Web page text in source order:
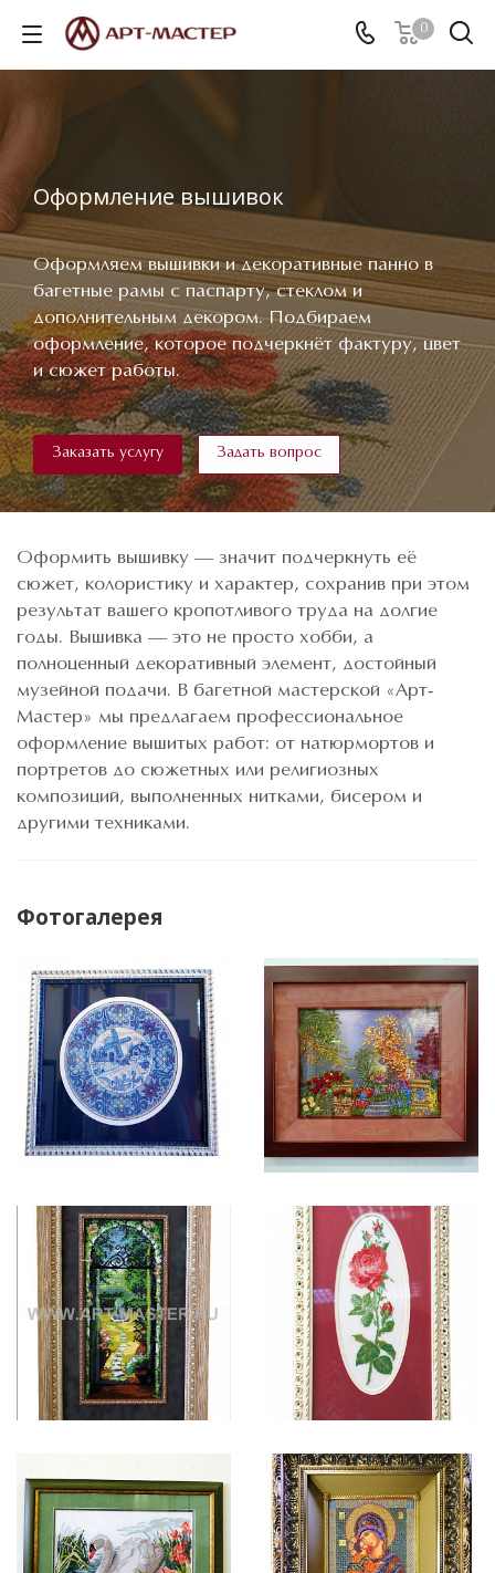
0
Оформление вышивок
Оформляем вышивки и декоративные панно в
багетные рамы с паспарту, стеклом и
дополнительным декором. Подбираем
оформление, которое подчеркнёт фактуру, цвет
и сюжет работы.
Заказать услугу Задать вопрос
Оформить вышивку — значит подчеркнуть её
сюжет, колористику и характер, сохранив при этом
результат вашего кропотливого труда на долгие
годы. Вышивка — это не просто хобби, а
полноценный декоративный элемент, достойный
музейной подачи. В багетной мастерской «Арт-
Мастер» мы предлагаем профессиональное
оформление вышитых работ: от натюрмортов и
портретов до сюжетных или религиозных
композиций, выполненных нитками, бисером и
другими техниками.
Фотогалерея